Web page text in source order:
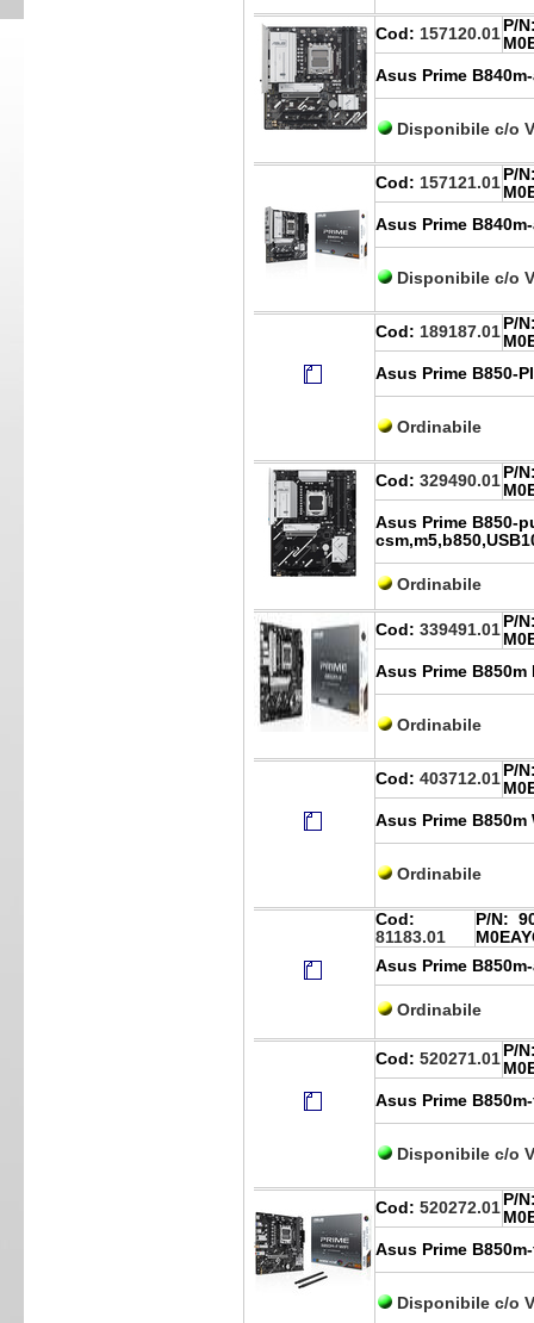
Cod: 157120.01 P/
Asus Prime
Disponibile c/o
Cod: 157121.01 P/
Asus Prime
Disponibile c/o
Cod: 189187.01 P/
Asus Prime B850-
Ordinabile
Cod: 329490.01 P/
Asus Prime B850-
Ordinabile
Cod: 339491.01 P/
Asus Prime B850m
Ordinabile
Cod: 403712.01 P/
Asus Prime B850m
Ordinabile
Cod:
81183.01
P/N:
Asus Prime
Ordinabile
Cod: 520271.01 P/
Asus Prime
Disponibile c/o
Cod: 520272.01 P/
Asus Prime
Disponibile c/o